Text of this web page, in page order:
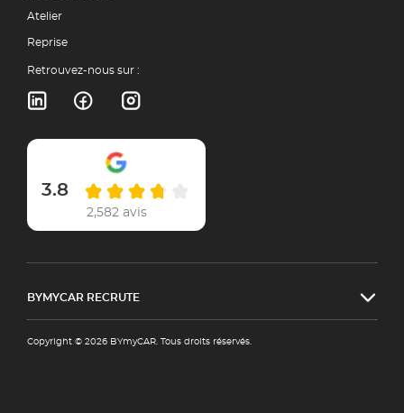
Atelier
Reprise
Retrouvez-nous sur :
3.8
2,582 avis
BYMYCAR RECRUTE
Copyright © 2026 BYmyCAR. Tous droits réservés.